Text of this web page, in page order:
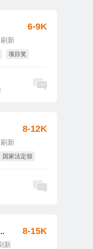
新
项目奖
6-9K
新
国家法定假
8-12K
设计品质工程师
新
8-15K